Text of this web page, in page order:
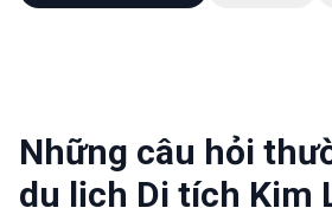
Những câu hỏi
du lịch Di tích Kim